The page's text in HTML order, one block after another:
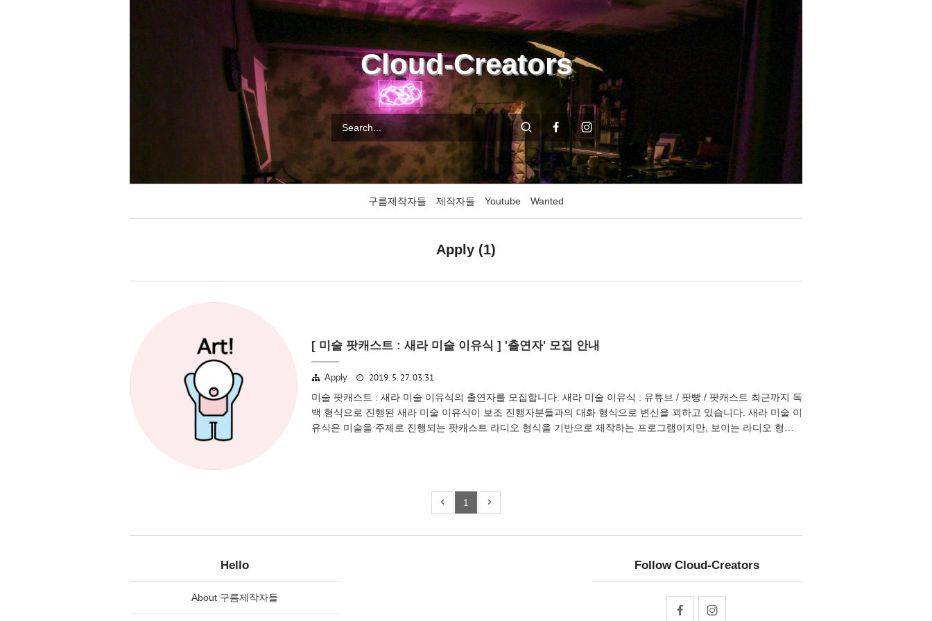
Cloud-Creators
구름제작자들 제작자들 Youtube Wanted
Apply (1)
[ 미술 팟캐스트 : 새라 미술 이유식 ] '출연자' 모집 안내
Apply
2019. 5. 27. 03:31
미술 팟캐스트 : 새라 미술 이유식의 출연자를 모집합니다. 새라 미술 이유식 : 유튜브 / 팟빵 / 팟캐스트 최근까지 독
백 형식으로 진행된 새라 미술 이유식이 보조 진행자분들과의 대화 형식으로 변신을 꾀하고 있습니다. 새라 미술 이
유식은 미술을 주제로 진행되는 팟캐스트 라디오 형식을 기반으로 제작하는 프로그램이지만, 보이는 라디오 형식
1
Hello
About 구름제작자들
Follow Cloud-Creators